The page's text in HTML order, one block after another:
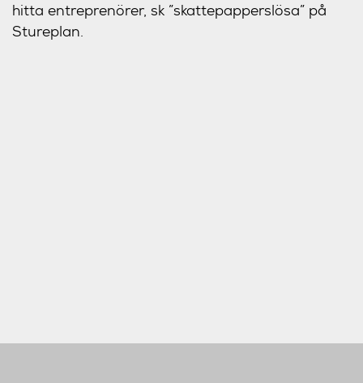
hitta entreprenörer, sk ”skattepapperslösa” på
Stureplan.